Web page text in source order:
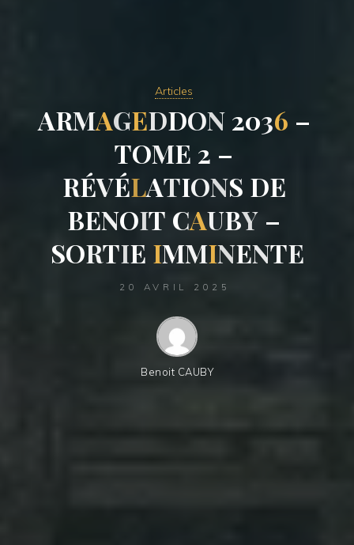
Articles
ARMAGEDDON 2036 –
TOME 2 –
RÉVÉLATIONS DE
BENOIT CAUBY –
SORTIE IMMINENTE
20 AVRIL 2025
Benoit CAUBY